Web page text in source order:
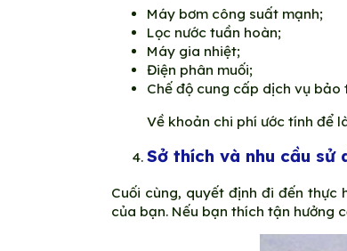
Máy bơm công suất mạnh;
Lọc nước tuần hoàn;
Máy gia nhiệt;
Điện phân muối;
Chế độ cung cấp dịch vụ bảo
Về khoản chi phí ước tính để
Sở thích và nhu cầu sử
Cuối cùng, quyết định đi đến
của bạn. Nếu bạn thích tận hưởng